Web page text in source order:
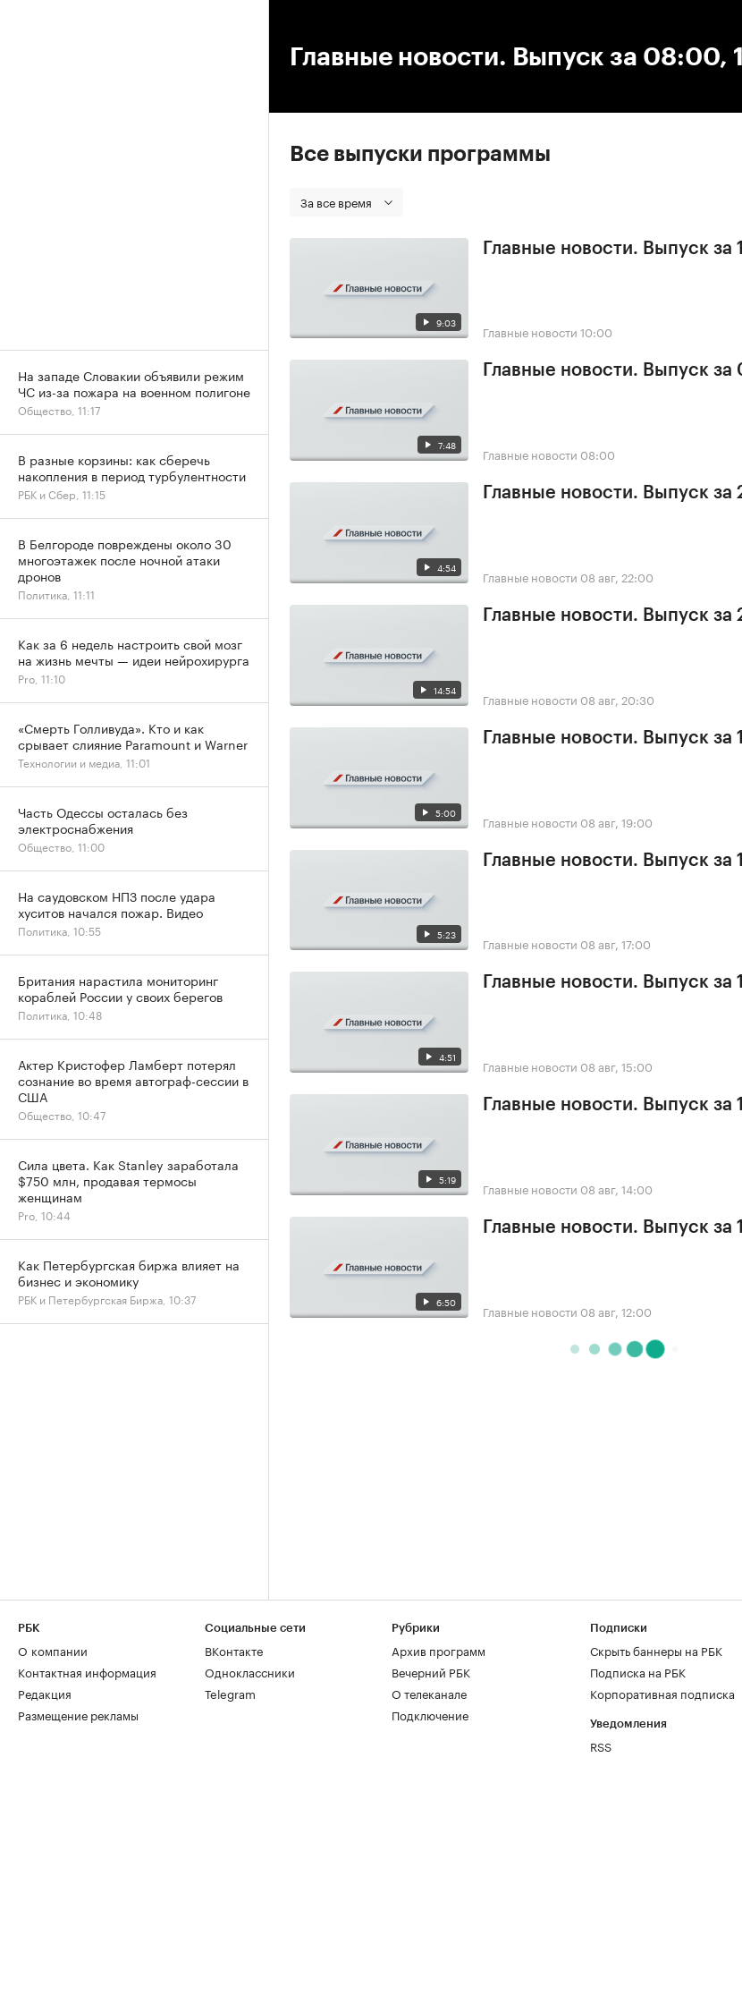
Главные новости. Выпуск за 08:00,
Все выпуски программы
За все время
9:03
Главные новости. Выпуск
Главные новости 10:00
7:48
Главные новости. Выпуск
Главные новости 08:00
4:54
Главные новости. Выпуск
Главные новости 08 авг, 22:00
14:54
Главные новости. Выпуск
Главные новости 08 авг, 20:30
5:00
Главные новости. Выпуск
Главные новости 08 авг, 19:00
5:23
Главные новости. Выпуск
Главные новости 08 авг, 17:00
4:51
Главные новости. Выпуск
Главные новости 08 авг, 15:00
5:19
Главные новости. Выпуск
Главные новости 08 авг, 14:00
6:50
Главные новости. Выпуск
Главные новости 08 авг, 12:00
На западе Словакии объявили режим
ЧС из-за пожара на военном полигоне
Общество, 11:17
В разные корзины: как сберечь
накопления в период турбулентности
РБК и Сбер, 11:15
В Белгороде повреждены около 30
многоэтажек после ночной атаки
дронов
Политика, 11:11
Как за 6 недель настроить свой мозг
на жизнь мечты — идеи нейрохирурга
Pro, 11:10
«Смерть Голливуда». Кто и как
срывает слияние Paramount и Warner
Технологии и медиа, 11:01
Часть Одессы осталась без
электроснабжения
Общество, 11:00
На саудовском НПЗ после удара
хуситов начался пожар. Видео
Политика, 10:55
Британия нарастила мониторинг
кораблей России у своих берегов
Политика, 10:48
Актер Кристофер Ламберт потерял
сознание во время автограф-сессии в
США
Общество, 10:47
Сила цвета. Как Stanley заработала
$750 млн, продавая термосы
женщинам
Pro, 10:44
Как Петербургская биржа влияет на
бизнес и экономику
РБК и Петербургская Биржа, 10:37
РБК
О компании
Контактная информация
Редакция
Размещение рекламы
Социальные сети
ВКонтакте
Одноклассники
Telegram
Рубрики
Архив программ
Вечерний РБК
О телеканале
Подключение
Подписки
Скрыть баннеры на РБК
Подписка на РБК
Корпоративная подписка
Уведомления
RSS